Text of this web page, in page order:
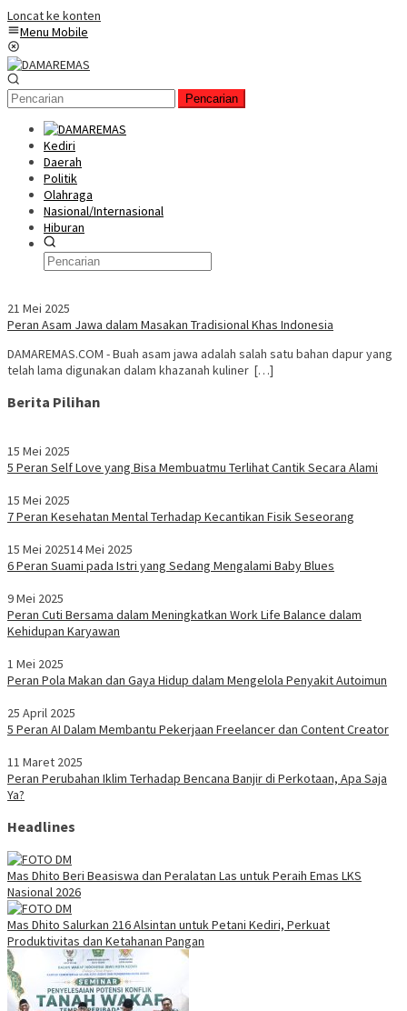
Loncat ke konten
Menu Mobile
Pencarian
Kediri
Daerah
Politik
Olahraga
Nasional/Internasional
Hiburan
21 Mei 2025
Peran Asam Jawa dalam Masakan Tradisional Khas Indonesia
DAMAREMAS.COM - Buah asam jawa adalah salah satu bahan dapur yang
telah lama digunakan dalam khazanah kuliner […]
Berita Pilihan
15 Mei 2025
5 Peran Self Love yang Bisa Membuatmu Terlihat Cantik Secara Alami
15 Mei 2025
7 Peran Kesehatan Mental Terhadap Kecantikan Fisik Seseorang
15 Mei 202514 Mei 2025
6 Peran Suami pada Istri yang Sedang Mengalami Baby Blues
9 Mei 2025
Peran Cuti Bersama dalam Meningkatkan Work Life Balance dalam
Kehidupan Karyawan
1 Mei 2025
Peran Pola Makan dan Gaya Hidup dalam Mengelola Penyakit Autoimun
25 April 2025
5 Peran AI Dalam Membantu Pekerjaan Freelancer dan Content Creator
11 Maret 2025
Peran Perubahan Iklim Terhadap Bencana Banjir di Perkotaan, Apa Saja
Ya?
Headlines
Mas Dhito Beri Beasiswa dan Peralatan Las untuk Peraih Emas LKS
Nasional 2026
Mas Dhito Salurkan 216 Alsintan untuk Petani Kediri, Perkuat
Produktivitas dan Ketahanan Pangan